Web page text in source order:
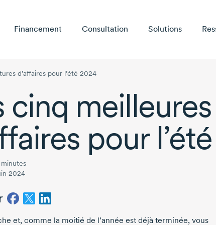
Financement Consultation Solutions
d’affaires pour l’été 2024
cinq
pour
2024
et, comme la moitié de l’année est déjà terminée, vous